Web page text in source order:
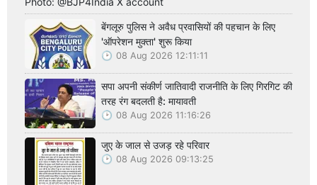
बेंगलूरु पुलिस ने अवैध प्रवासियों की पहचान के लिए
'ऑपरेशन मुक्ता' शुरू किया
08 Aug 2026 12:11:11
सपा अपनी संकीर्ण जातिवादी राजनीति के लिए गिरगिट की
तरह रंग बदलती है: मायावती
08 Aug 2026 11:16:26
जुए के जाल से उजड़ रहे परिवार
08 Aug 2026 09:13:25